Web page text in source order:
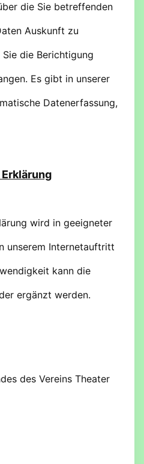
die Sie betreffenden
Auskunft zu
die Berichtigung
Es gibt in unserer
Datenerfassung,
wird in geeigneter
unserem Internetauftritt
kann die
ergänzt werden.
des Vereins Theater